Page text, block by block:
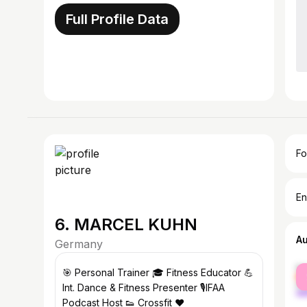
Full Profile Data
6. MARCEL KUHN
Germany
🎯 Personal Trainer 🎓 Fitness Educator 💪
Int. Dance & Fitness Presenter 🎙IFAA
Podcast Host 👟 Crossfit ❤️